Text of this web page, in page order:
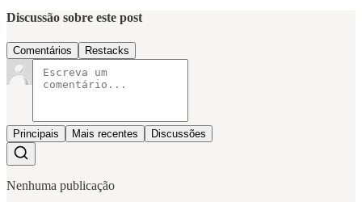
Discussão sobre este post
Comentários Restacks
Principais Mais recentes Discussões
Nenhuma publicação